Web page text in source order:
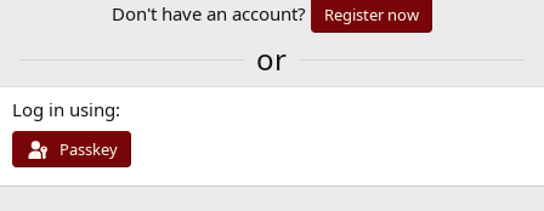
Don't have an account? Register now
or
Log in using
Passkey